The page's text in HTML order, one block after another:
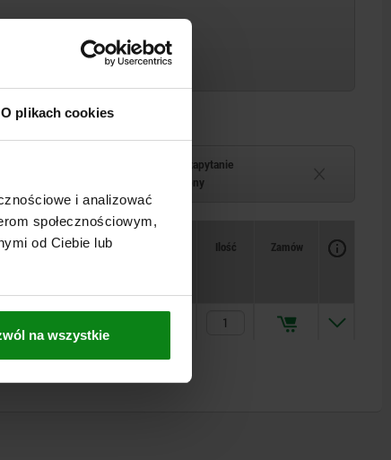
O plikach cookies
i analizować
społecznościowym,
od Ciebie lub
na wszystkie
Termin dostawy na zapytanie
Chwilowo niedostępny
CAD
Dostępność
Ilość Zamów